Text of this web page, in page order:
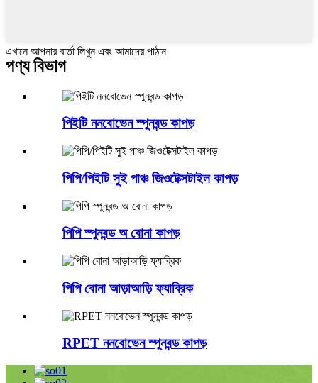
এখানে আপনার বার্তা লিখুন এবং আমাদের পাঠান
পণ্য বিভাগ
পিইটি ননবোভেন স্পুনবন্ড কাপড়
পিপি/পিইটি সুই পাঞ্চ জিওটেক্সটাইল কাপড়
পিপি স্পুনবন্ড অ বোনা কাপড়
পিপি বোনা আড়াআড়ি ফ্যাব্রিক
RPET ননবোভেন স্পুনবন্ড কাপড়